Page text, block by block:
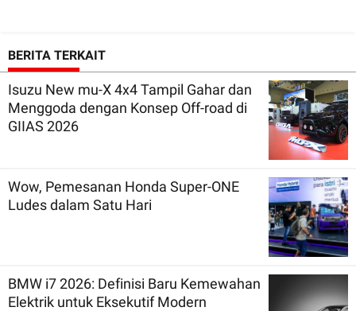
BERITA TERKAIT
Isuzu New mu-X 4x4 Tampil Gahar dan
Menggoda dengan Konsep Off-road di
GIIAS 2026
Wow, Pemesanan Honda Super-ONE
Ludes dalam Satu Hari
BMW i7 2026: Definisi Baru Kemewahan
Elektrik untuk Eksekutif Modern